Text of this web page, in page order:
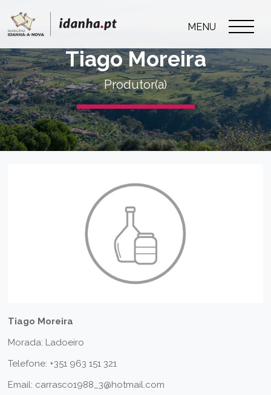
MENU
Tiago Moreira
Produtor(a)
Tiago Moreira
Morada: Ladoeiro
Telefone: +351 963 151 321
Email: carrasco1988_3@hotmail.com